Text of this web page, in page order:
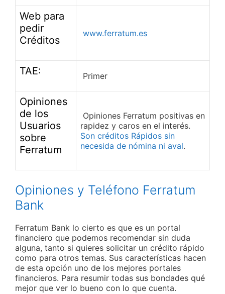
Web para
pedir
Créditos
www.ferratum.es
TAE: Primer
Opiniones
de los
Usuarios
sobre
Ferratum
Opiniones Ferratum positivas en
rapidez y caros en el interés.
Son créditos Rápidos sin
necesida de nómina ni aval.
Opiniones y Teléfono Ferratum
Bank
Ferratum Bank lo cierto es que es un portal
financiero que podemos recomendar sin duda
alguna, tanto si quieres solicitar un crédito rápido
como para otros temas. Sus características hacen
de esta opción uno de los mejores portales
financieros. Para resumir todas sus bondades qué
mejor que ver lo bueno con lo que cuenta.